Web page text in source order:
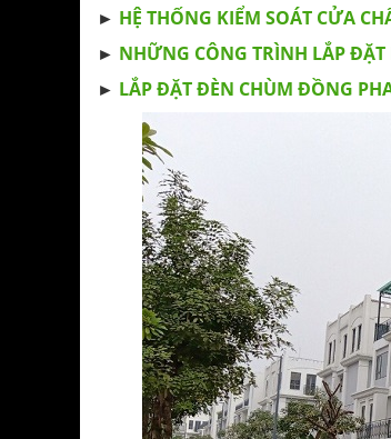
► HỆ THỐNG KIỂM SOÁT CỬA
► NHỮNG CÔNG TRÌNH LẮP ĐẶT
► LẮP ĐẶT ĐÈN CHÙM ĐỒNG